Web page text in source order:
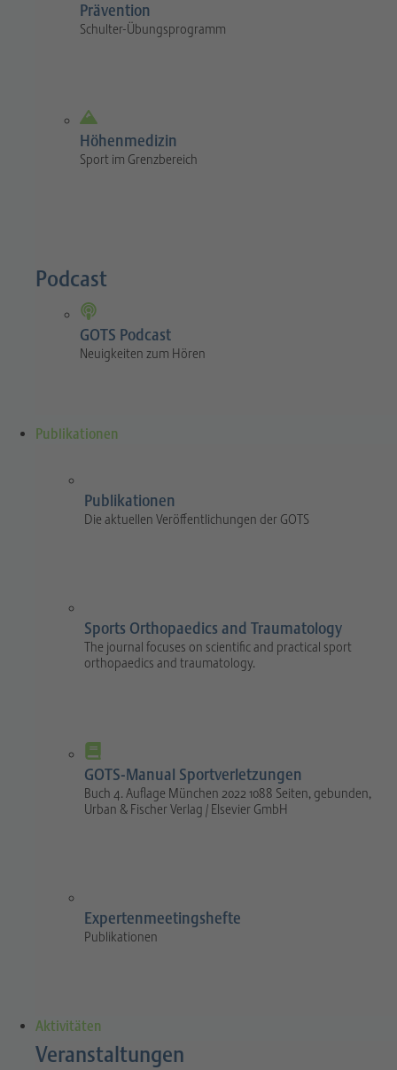
Prävention
Schulter-Übungsprogramm
Höhenmedizin
Sport im Grenzbereich
Podcast
GOTS Podcast
Neuigkeiten zum Hören
Publikationen
Publikationen
Die aktuellen Veröffentlichungen der GOTS
Sports Orthopaedics and Traumatology
The journal focuses on scientific and practical sport
orthopaedics and traumatology.
GOTS-Manual Sportverletzungen
Buch 4. Auflage München 2022 1088 Seiten, gebunden,
Urban & Fischer Verlag / Elsevier GmbH
Expertenmeetingshefte
Publikationen
Aktivitäten
Veranstaltungen